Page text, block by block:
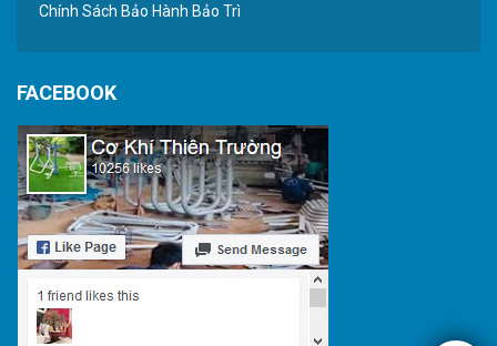
Chính Sách Bảo Hành Bảo Trì
FACEBOOK